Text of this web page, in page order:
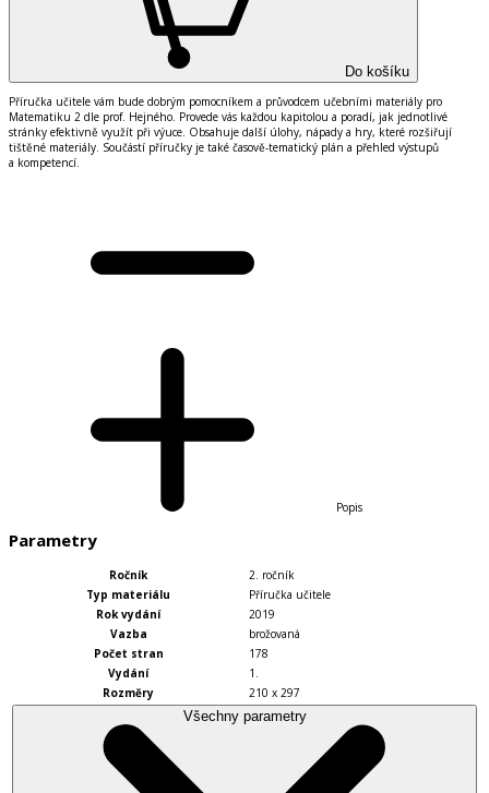
Do košíku
Příručka učitele vám bude dobrým pomocníkem a průvodcem učebními materiály pro
Matematiku 2 dle prof. Hejného. Provede vás každou kapitolou a poradí, jak jednotlivé
stránky efektivně využít při výuce. Obsahuje další úlohy, nápady a hry, které rozšiřují
tištěné materiály. Součástí příručky je také časově-tematický plán a přehled výstupů
a kompetencí.
Popis
Parametry
Ročník
2. ročník
Typ materiálu
Příručka učitele
Rok vydání
2019
Vazba
brožovaná
Počet stran
178
Vydání
1.
Rozměry
210 x 297
Všechny parametry